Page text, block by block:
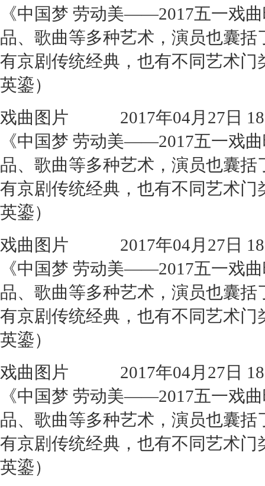
《中国梦 劳动美——2017五一戏
品、歌曲等多种艺术，演员也囊
有京剧传统经典，也有不同艺术
英鎏）
戏曲图片 2017年04月27日
《中国梦 劳动美——2017五一戏
品、歌曲等多种艺术，演员也囊
有京剧传统经典，也有不同艺术
英鎏）
戏曲图片 2017年04月27日
《中国梦 劳动美——2017五一戏
品、歌曲等多种艺术，演员也囊
有京剧传统经典，也有不同艺术
英鎏）
戏曲图片 2017年04月27日
《中国梦 劳动美——2017五一戏
品、歌曲等多种艺术，演员也囊
有京剧传统经典，也有不同艺术
英鎏）